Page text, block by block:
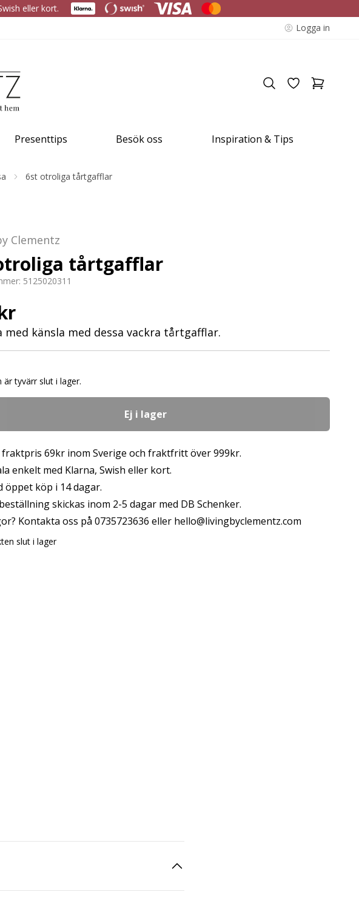
eller kort.
Logga in
Presenttips Besök oss Inspiration & Tips
6st otroliga tårtgafflar
Clementz
tårtgafflar
5125020311
känsla med dessa vackra tårtgafflar.
är tyvärr slut i lager.
Ej i lager
fraktpris 69kr inom Sverige och fraktfritt över 999kr.
enkelt med Klarna, Swish eller kort.
öppet köp i 14 dagar.
skickas inom 2-5 dagar med DB Schenker.
Kontakta oss på 0735723636 eller hello@livingbyclementz.com
slut i lager